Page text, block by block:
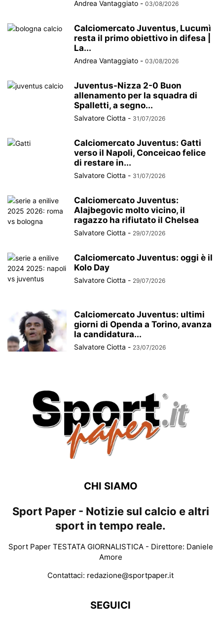
Andrea Vantaggiato - 03/08/2026
Calciomercato Juventus, Lucumì
resta il primo obiettivo in difesa |
La...
Andrea Vantaggiato - 03/08/2026
Juventus-Nizza 2-0 Buon
allenamento per la squadra di
Spalletti, a segno...
Salvatore Ciotta - 31/07/2026
Calciomercato Juventus: Gatti
verso il Napoli, Conceicao felice
di restare in...
Salvatore Ciotta - 31/07/2026
Calciomercato Juventus:
Alajbegovic molto vicino, il
ragazzo ha rifiutato il Chelsea
Salvatore Ciotta - 29/07/2026
Calciomercato Juventus: oggi è il
Kolo Day
Salvatore Ciotta - 29/07/2026
Calciomercato Juventus: ultimi
giorni di Openda a Torino, avanza
la candidatura...
Salvatore Ciotta - 23/07/2026
CHI SIAMO
Sport Paper - Notizie sul calcio e altri
sport in tempo reale.
Sport Paper TESTATA GIORNALISTICA - Direttore: Daniele
Amore
Contattaci: redazione@sportpaper.it
SEGUICI